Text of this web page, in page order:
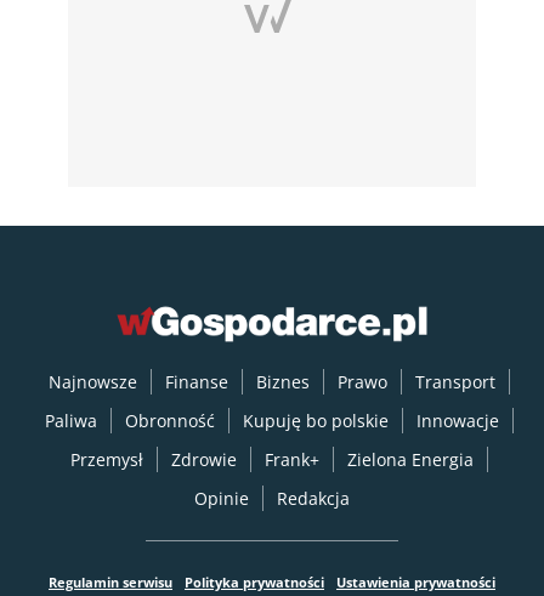
Najnowsze Finanse Biznes Prawo
Transport
Paliwa
Obronność Kupuję bo polskie
Innowacje
Przemysł
Zdrowie Frank+
Zielona Energia
Opinie
Redakcja
Regulamin serwisu Polityka prywatności Ustawienia prywatności